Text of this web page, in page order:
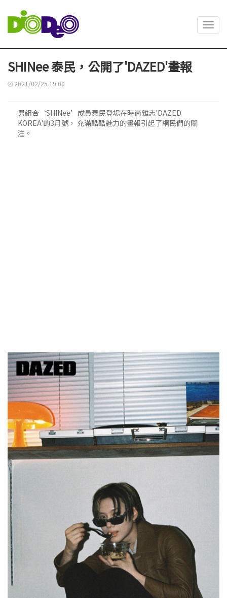
SHINee 泰民，公開了'DAZED'畫報
2021/02/25 19:00
男組合‘SHINee’成員泰民登場在時尚雜志'DAZED
KOREA'的3月號， 充滿酷酷魅力的畫報引起了網民們的關
注。